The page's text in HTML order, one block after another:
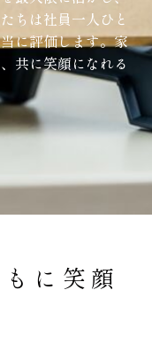
ちは社員一人ひと
に評価します。家
共に笑顔になれる
に笑顔